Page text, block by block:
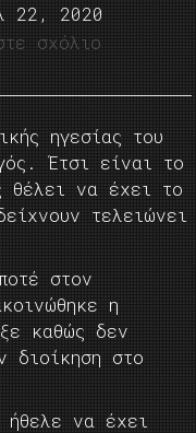
22, 2020
σχόλιο
ηγεσίας του
Έτσι είναι το
θέλει να έχει το
τελειώνει
στον
η
καθώς δεν
διοίκηση στο
να έχει